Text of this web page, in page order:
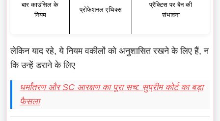
बार काउंसिल के
नियम
प्रोफेशनल एथिक्स
प्रैक्टिस पर बैन की
संभावना
लेकिन याद रहे, ये नियम वकीलों को अनुशासित रखने के लिए हैं, न
कि उन्हें डराने के लिए
धर्मांतरण और SC आरक्षण का पूरा सच: सुप्रीम कोर्ट का बड़ा
फैसला